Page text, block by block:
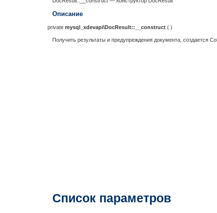
Описание
private mysql_xdevapi\DocResult::__construct ( )
Получить результаты и предупреждения документа, создается
Список параметров